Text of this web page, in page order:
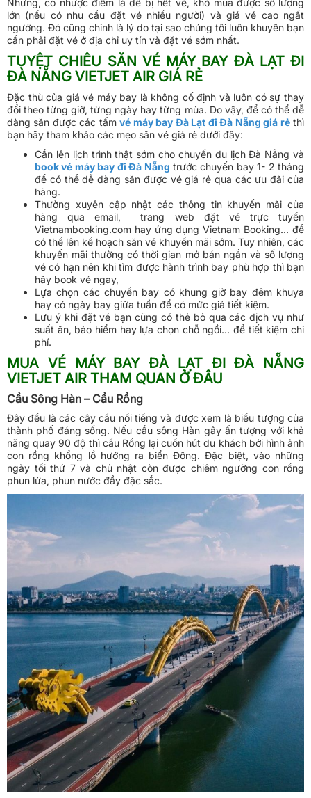
Nhưng, có nhược điểm là dễ bị hết vé, khó mua được số lượng
lớn (nếu có nhu cầu đặt vé nhiều người) và giá vé cao ngất
ngưởng. Đó cũng chinh là lý do tại sao chúng tôi luôn khuyên bạn
cần phải đặt vé ở địa chỉ uy tín và đặt vé sớm nhất.
TUYỆT CHIÊU SĂN VÉ MÁY BAY ĐÀ LẠT ĐI
ĐÀ NẴNG VIETJET AIR GIÁ RẺ
Đặc thù của giá vé máy bay là không cố định và luôn có sự thay
đổi theo từng giờ, từng ngày hay từng mùa. Do vậy, để có thể dễ
dàng săn được các tấmvé máy bay Đà Lạt đi Đà Nẵng giá rẻthì
bạn hãy tham khảo các mẹo săn vé giá rẻ dưới đây:
Cần lên lịch trình thật sớm cho chuyến du lịch Đà Nẵng và
book vé máy bay đi Đà Nẵng trước chuyến bay 1- 2 tháng
để có thể dễ dàng săn được vé giá rẻ qua các ưu đãi của
hãng.
Thường xuyên cập nhật các thông tin khuyến mãi của
hãng qua email, trang web đặt vé trực tuyến
Vietnambooking.com hay ứng dụng Vietnam Booking... để
có thể lên kế hoạch săn vé khuyến mãi sớm. Tuy nhiên, các
khuyến mãi thường có thời gian mở bán ngắn và số lượng
vé có hạn nên khi tìm được hành trình bay phù hợp thì bạn
hãy book vé ngay,
Lựa chọn các chuyến bay có khung giờ bay đêm khuya
hay có ngày bay giữa tuần để có mức giá tiết kiệm.
Lưu ý khi đặt vé bạn cũng có thẻ bỏ qua các dịch vụ như
suất ăn, bảo hiểm hay lựa chọn chỗ ngồi... để tiết kiệm chi
phí.
MUA VÉ MÁY BAY ĐÀ LẠT ĐI ĐÀ NẴNG
VIETJET AIR THAM QUAN Ở ĐÂU
Cầu Sông Hàn – Cầu Rồng
Đây đều là các cây cầu nổi tiếng và được xem là biểu tượng của
thành phố đáng sống. Nếu cầu sông Hàn gây ấn tượng với khả
năng quay 90 độ thì cầu Rồng lại cuốn hút du khách bởi hình ảnh
con rồng khổng lồ hướng ra biển Đông. Đặc biệt, vào những
ngày tối thứ 7 và chủ nhật còn được chiêm ngưỡng con rồng
phun lửa, phun nước đầy đặc sắc.